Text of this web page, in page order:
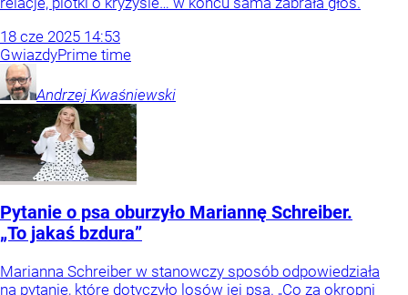
18 cze 2025 14:53
GwiazdyPrime time
Andrzej Kwaśniewski
Pytanie o psa oburzyło Mariannę Schreiber.
„To jakaś bzdura”
Marianna Schreiber w stanowczy sposób odpowiedziała
na pytanie, które dotyczyło losów jej psa. „Co za okropni